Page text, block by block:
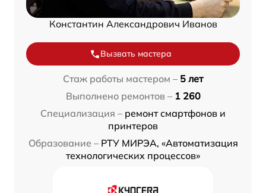
Константин Александрович Иванов
Вызвать мастера
Стаж работы мастером – 5 лет
Выполнено ремонтов – 1 260
Специализация – ремонт смартфонов и
принтеров
Образование – РТУ МИРЭА, «Автоматизация
технологических процессов»